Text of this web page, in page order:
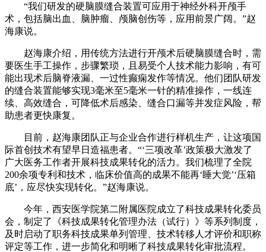
“我们研发的硬脑膜缝合装置可应用于神经外科开颅手
术，包括脑出血、脑肿瘤、颅脑创伤等，应用前景广阔。”赵
海康说。
赵海康介绍，用传统方法进行开颅术后硬脑膜缝合时，需
要医生手工操作，步骤繁琐，且易受个人技术能力影响，有可
能出现术后脑脊液漏、一过性癫痫发作等情况。他们团队研发
的缝合装置能够实现3毫米至5毫米一针的精准操作，一线连
续、高效缝合，可降低术后感染、缝合口漏等并发症风险，帮
助患者更快康复。
目前，赵海康团队正与企业合作进行样机生产，让这项国
际首创技术有望早日造福患者。“‘三项改革’政策极大激发了
广大医务工作者开展科技成果转化的活力。我们梳理了全院
200余项专利和技术，临床价值高的成果不能再‘睡大觉’‘压箱
底’，应尽快实现转化。”赵海康说。
今年，西安医学院第二附属医院成立了科技成果转化委员
会，制定了《科技成果转化管理办法（试行）》等系列制度，
及时启动了职务科技成果单列管理、技术转移人才评价和职称
评定等工作，进一步简化和明晰了科技成果转化审批流程。